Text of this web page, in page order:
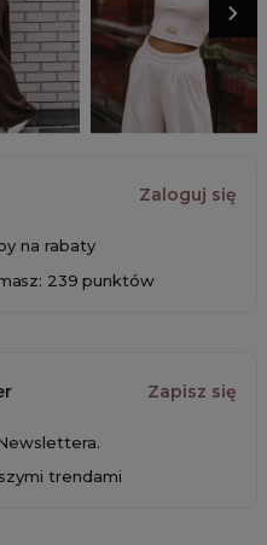
Zaloguj się
na rabaty
239 punktów
Zapisz się
trendami